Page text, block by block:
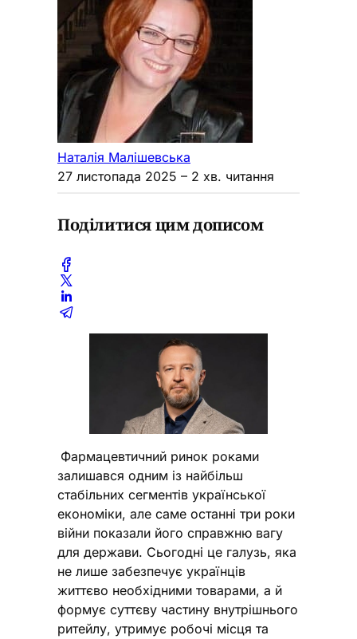
Наталія Малішевська
27 листопада 2025 – 2 хв. читання
Поділитися цим дописом
Фармацевтичний ринок роками
залишався одним із найбільш
стабільних сегментів української
економіки, але саме останні три роки
війни показали його справжню вагу
для держави. Сьогодні це галузь, яка
не лише забезпечує українців
життєво необхідними товарами, а й
формує суттєву частину внутрішнього
ритейлу, утримує робочі місця та